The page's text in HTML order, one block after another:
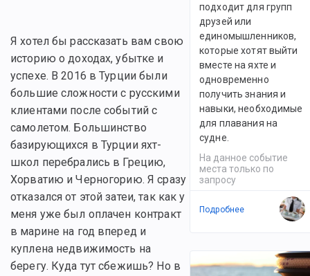
Я хотел бы рассказать вам свою
историю о доходах, убытке и
успехе. В 2016 в Турции были
большие сложности с русскими
клиентами после событий с
самолетом. Большинство
базирующихся в Турции яхт-
школ перебрались в Грецию,
Хорватию и Черногорию. Я сразу
отказался от этой затеи, так как у
меня уже был оплачен контракт
в марине на год вперед и
куплена недвижимость на
берегу. Куда тут сбежишь? Но в
подходит для групп
друзей или
единомышленников,
которые хотят выйти
вместе на яхте и
одновременно
получить знания и
навыки, необходимые
для плавания на
судне.
На данное событие
места только по
запросу
Подробнее